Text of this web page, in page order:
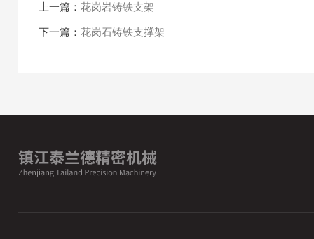
上一篇： 花岗岩铸铁支架
下一篇： 花岗石铸铁支撑架